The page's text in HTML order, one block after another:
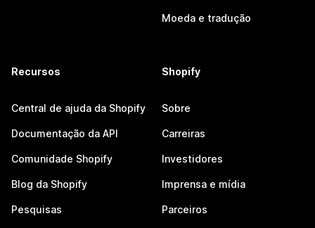
Moeda e tradução
Recursos
Central de ajuda da Shopify
Documentação da API
Comunidade Shopify
Blog da Shopify
Pesquisas
Shopify
Sobre
Carreiras
Investidores
Imprensa e mídia
Parceiros